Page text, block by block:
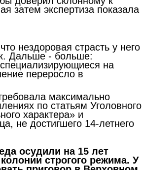
затем экспертиза показала
нездоровая страсть у него
Дальше - больше:
на
переросло в
максимально
по статьям Уголовного
характера» и
не достигшего 14-летнего
осудили на 15 лет
строгого режима. У